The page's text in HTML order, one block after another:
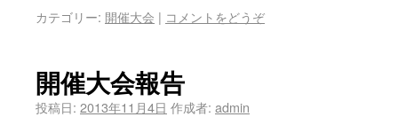
カテゴリー: 開催大会 | コメントをどうぞ
開催大会報告
投稿日: 2013年11月4日 作成者: admin